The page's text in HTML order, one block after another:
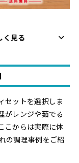
く見る
セットを選択しま
がレンジや茹でる
こからは実際に体
の調理事例をご紹